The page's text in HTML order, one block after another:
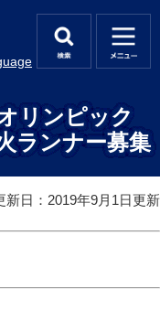
索
メ
ニ
ー
リンピック
ランナー募集
新日：2019年9月1日更新